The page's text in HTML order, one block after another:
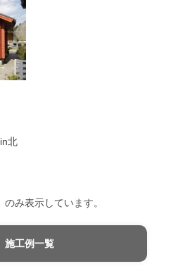
北
のみ表示しています。
施工例一覧